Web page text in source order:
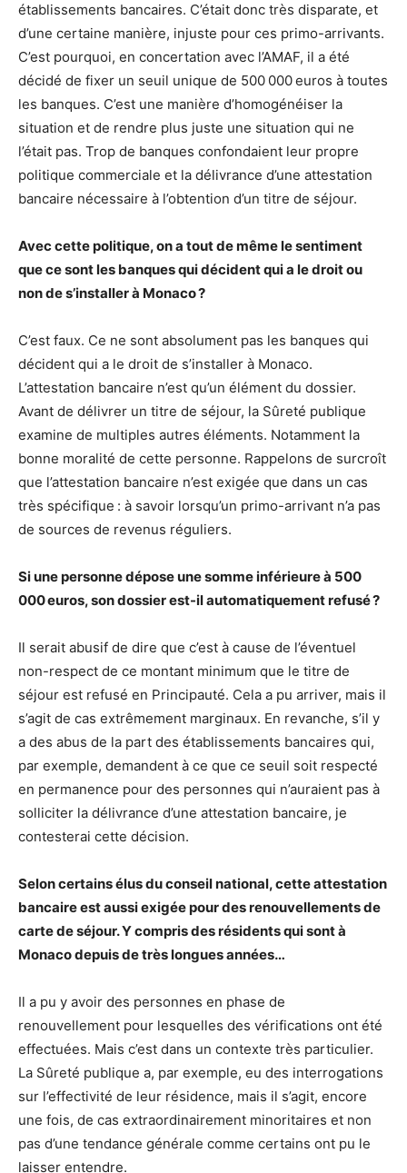
établissements bancaires. C’était donc très disparate, et
d’une certaine manière, injuste pour ces primo-arrivants.
C’est pourquoi, en concertation avec l’AMAF, il a été
décidé de fixer un seuil unique de 500 000 euros à toutes
les banques. C’est une manière d’homogénéiser la
situation et de rendre plus juste une situation qui ne
l’était pas. Trop de banques confondaient leur propre
politique commerciale et la délivrance d’une attestation
bancaire nécessaire à l’obtention d’un titre de séjour.
Avec cette politique, on a tout de même le sentiment
que ce sont les banques qui décident qui a le droit ou
non de s’installer à Monaco ?
C’est faux. Ce ne sont absolument pas les banques qui
décident qui a le droit de s’installer à Monaco.
L’attestation bancaire n’est qu’un élément du dossier.
Avant de délivrer un titre de séjour, la Sûreté publique
examine de multiples autres éléments. Notamment la
bonne moralité de cette personne. Rappelons de surcroît
que l’attestation bancaire n’est exigée que dans un cas
très spécifique : à savoir lorsqu’un primo-arrivant n’a pas
de sources de revenus réguliers.
Si une personne dépose une somme inférieure à 500
000 euros, son dossier est-il automatiquement refusé ?
Il serait abusif de dire que c’est à cause de l’éventuel
non-respect de ce montant minimum que le titre de
séjour est refusé en Principauté. Cela a pu arriver, mais il
s’agit de cas extrêmement marginaux. En revanche, s’il y
a des abus de la part des établissements bancaires qui,
par exemple, demandent à ce que ce seuil soit respecté
en permanence pour des personnes qui n’auraient pas à
solliciter la délivrance d’une attestation bancaire, je
contesterai cette décision.
Selon certains élus du conseil national, cette attestation
bancaire est aussi exigée pour des renouvellements de
carte de séjour. Y compris des résidents qui sont à
Monaco depuis de très longues années…
Il a pu y avoir des personnes en phase de
renouvellement pour lesquelles des vérifications ont été
effectuées. Mais c’est dans un contexte très particulier.
La Sûreté publique a, par exemple, eu des interrogations
sur l’effectivité de leur résidence, mais il s’agit, encore
une fois, de cas extraordinairement minoritaires et non
pas d’une tendance générale comme certains ont pu le
laisser entendre.